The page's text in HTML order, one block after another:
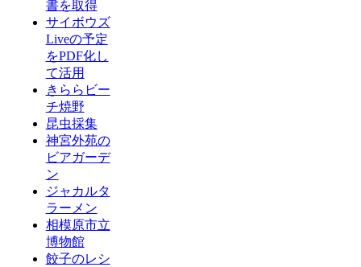
書を取得
サイボウズ
Liveの予定
をPDF化し
て活用
きららビー
チ焼野
昆虫採集
神宮外苑の
ビアガーデ
ン
ジャカルタ
ラーメン
相模原市立
博物館
餃子のレシ